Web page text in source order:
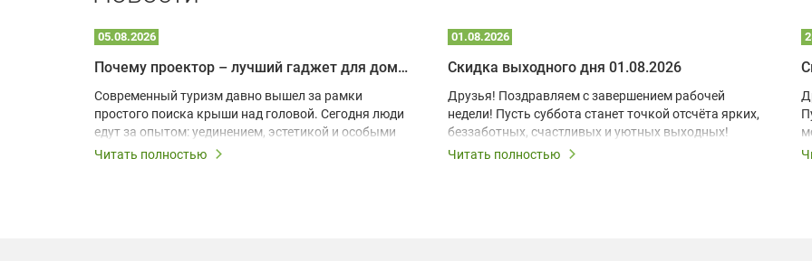
05.08.2026
Почему проектор – лучший гаджет для домика в глэмпинге
Современный туризм давно вышел за рамки
простого поиска крыши над головой. Сегодня люди
едут за опытом: уединением, эстетикой и особыми
ощущениями. Владельцы A-frame домов,
Читать полностью
01.08.2026
Скидка выходного дня 01.08.2026
Друзья! Поздравляем с завершением рабочей
недели! Пусть суббота станет точкой отсчёта ярких,
беззаботных, счастливых и уютных выходных!
Читать полностью